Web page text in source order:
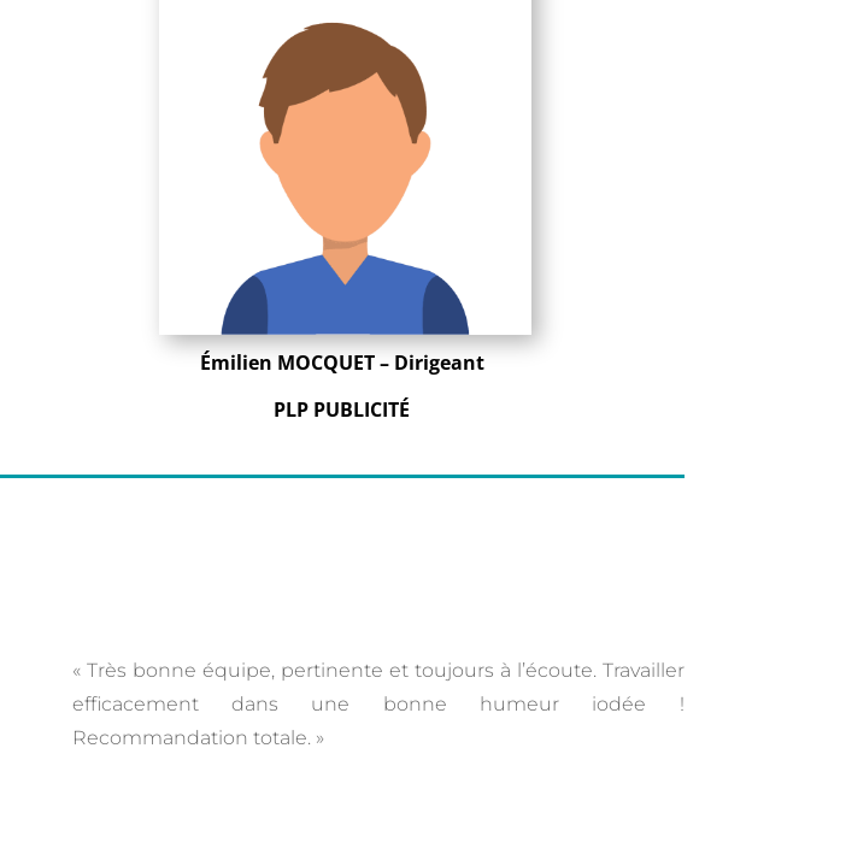
Émilien MOCQUET – Dirigeant
PLP PUBLICITÉ
« Très bonne équipe, pertinente et toujours à l’écoute. Travailler
efficacement dans une bonne humeur iodée !
Recommandation totale. »